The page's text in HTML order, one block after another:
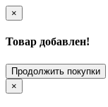
×
Товар добавлен!
Продолжить покупки
×